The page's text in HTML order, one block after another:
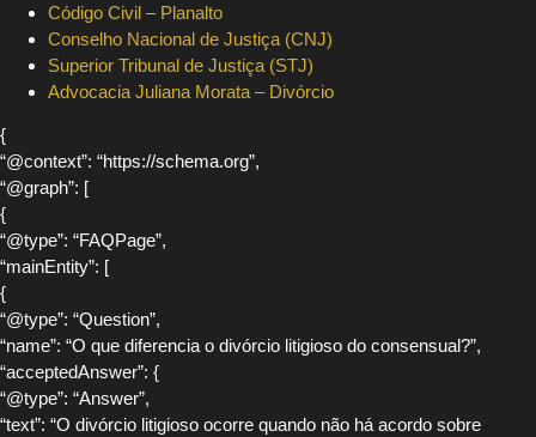
Código Civil – Planalto
Conselho Nacional de Justiça (CNJ)
Superior Tribunal de Justiça (STJ)
Advocacia Juliana Morata – Divórcio
{
“@context”: “https://schema.org”,
“@graph”: [
{
“@type”: “FAQPage”,
“mainEntity”: [
{
“@type”: “Question”,
“name”: “O que diferencia o divórcio litigioso do consensual?”,
“acceptedAnswer”: {
“@type”: “Answer”,
“text”: “O divórcio litigioso ocorre quando não há acordo sobre